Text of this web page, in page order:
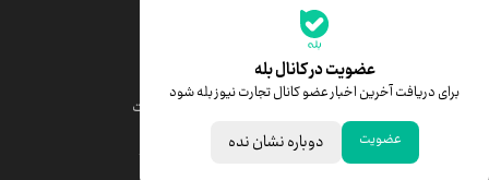
عضویت در کانال بله
برای دریافت آخرین اخبار عضو کانال تجارت نیوز بله شود
عضویت دوباره نشان نده
جدیدترین قیمت‌ها
قیمت دلار
قیمت سکه امامی
قیمت درهم امارات
ابزار تبدیل نرخ ارز